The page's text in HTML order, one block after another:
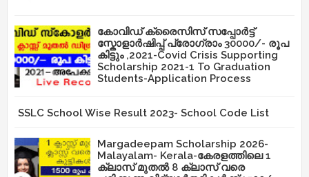
കോവിഡ് ക്രൈസിസ് സപ്പോർട്ട്
സ്കോളാർഷിപ്പ് പ്രോഗ്രാം 30000/- രൂപ
കിട്ടും ,2021-Covid Crisis Supporting
Scholarship 2021-1 To Graduation
Students-Application Process
SSLC School Wise Result 2023- School Code List
Margadeepam Scholarship 2026-
Malayalam- Kerala-കേരളത്തിലെ 1
ക്ലാസ് മുതൽ 8 ക്ലാസ് വരെ